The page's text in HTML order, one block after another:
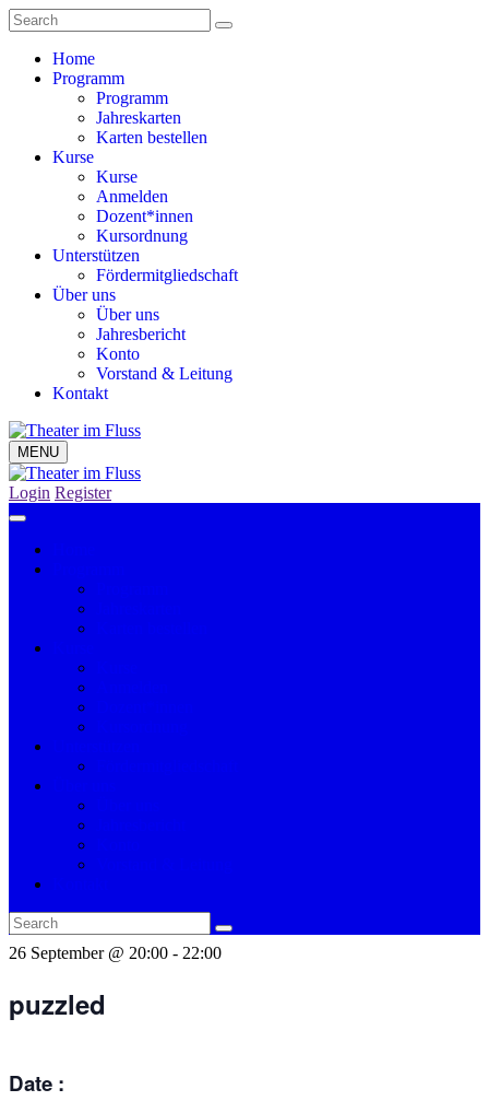
Home
Programm
Programm
Jahreskarten
Karten bestellen
Kurse
Kurse
Anmelden
Dozent*innen
Kursordnung
Unterstützen
Fördermitgliedschaft
Über uns
Über uns
Jahresbericht
Konto
Vorstand & Leitung
Kontakt
MENU
Login Register
26 September @ 20:00 - 22:00
puzzled
Date :